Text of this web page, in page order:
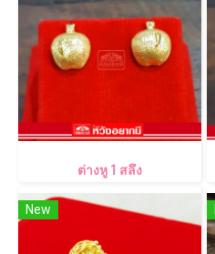
ต่างหู 1 สลึง
New